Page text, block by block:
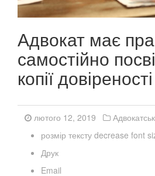
Адвокат має
самостійно
копії довіреності
лютого 12, 2019
розмір тексту decrease font
Друк
Email